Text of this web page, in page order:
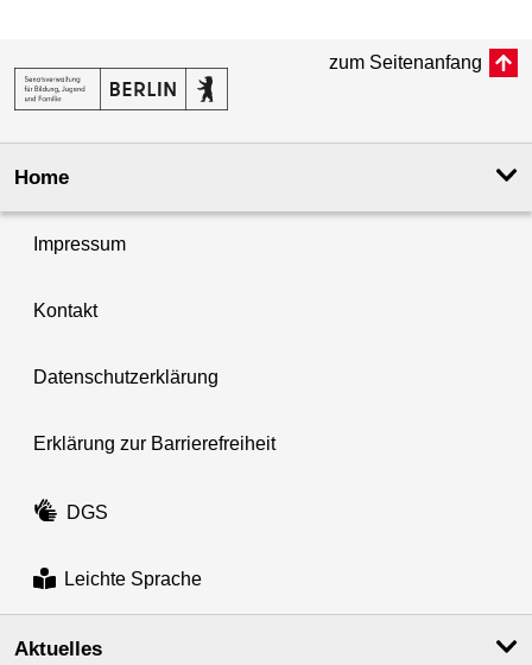
zum Seitenanfang
Home
Impressum
Kontakt
Datenschutzerklärung
Erklärung zur Barrierefreiheit
DGS
Leichte Sprache
Aktuelles